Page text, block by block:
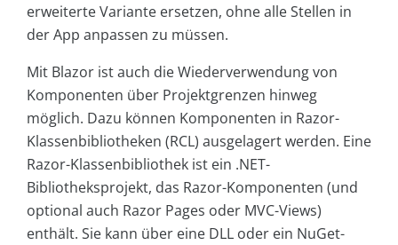
erweiterte Variante ersetzen, ohne alle Stellen in
der App anpassen zu müssen.
Mit Blazor ist auch die Wiederverwendung von
Komponenten über Projektgrenzen hinweg
möglich. Dazu können Komponenten in Razor-
Klassenbibliotheken (RCL) ausgelagert werden. Eine
Razor-Klassenbibliothek ist ein .NET-
Bibliotheksprojekt, das Razor-Komponenten (und
optional auch Razor Pages oder MVC-Views)
enthält. Sie kann über eine DLL oder ein NuGet-